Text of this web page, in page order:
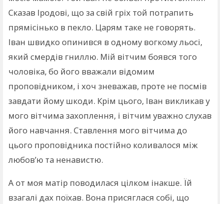
Сказав Іродові, що за свій гріх той потрапить
прямісінько в пекло. Царям таке не говорять.
Іван швидко опинився в одному вогкому льосі,
який смердів гниллю. Мій вітчим боявся того
чоловіка, бо його вважали відомим
проповідником, і хоч зневажав, проте не посмів
завдати йому шкоди. Крім цього, Іван викликав у
мого вітчима захоплення, і вітчим уважно слухав
його навчання. Ставлення мого вітчима до
цього проповідника постійно коливалося між
любов’ю та ненавистю.
А от моя матір поводилася цілком інакше. Їй
взагалі дах поїхав. Вона присяглася собі, що